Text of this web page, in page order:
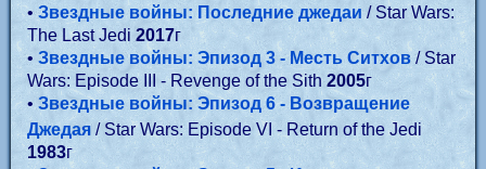
•Звездные войны: Последние джедаи/ Star Wars:
The Last Jedi 2017г
• Звездные войны: Эпизод 3 - Месть Ситхов/ Star
Wars: Episode III - Revenge of the Sith 2005г
•Звездные войны: Эпизод 6 - Возвращение
Джедая / Star Wars: Episode VI - Return of the Jedi
1983г